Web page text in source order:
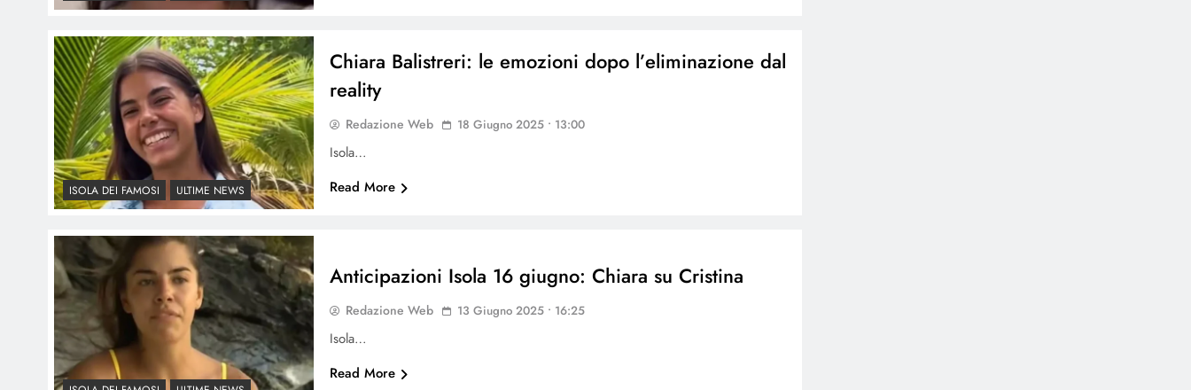
ISOLA DEI FAMOSI ULTIME NEWS
Chiara Balistreri: le emozioni dopo l’eliminazione dal
reality
Redazione Web 18 Giugno 2025 • 13:00
Isola…
Read More
Anticipazioni Isola 16 giugno: Chiara su Cristina
Redazione Web 13 Giugno 2025 • 16:25
Isola…
Read More